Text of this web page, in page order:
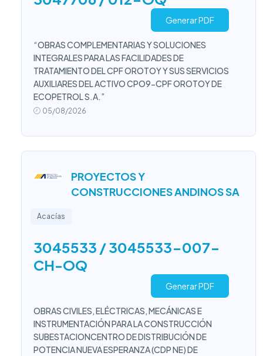
Generar PDF
“OBRAS COMPLEMENTARIAS Y SOLUCIONES
INTEGRALES PARA LAS FACILIDADES DE
TRATAMIENTO DEL CPF OROTOY Y SUS SERVICIOS
AUXILIARES DEL ACTIVO CPO9-CPF OROTOY DE
ECOPETROL S.A.”
05/08/2026
PROYECTOS Y
CONSTRUCCIONES ANDINOS SA
Acacías
3045533 / 3045533-007-
CH-OQ
Generar PDF
OBRAS CIVILES, ELÉCTRICAS, MECÁNICAS E
INSTRUMENTACIÓN PARA LA CONSTRUCCIÓN
SUBESTACIONCENTRO DE DISTRIBUCIÓN DE
POTENCIA NUEVA ESPERANZA (CDP NE) DE